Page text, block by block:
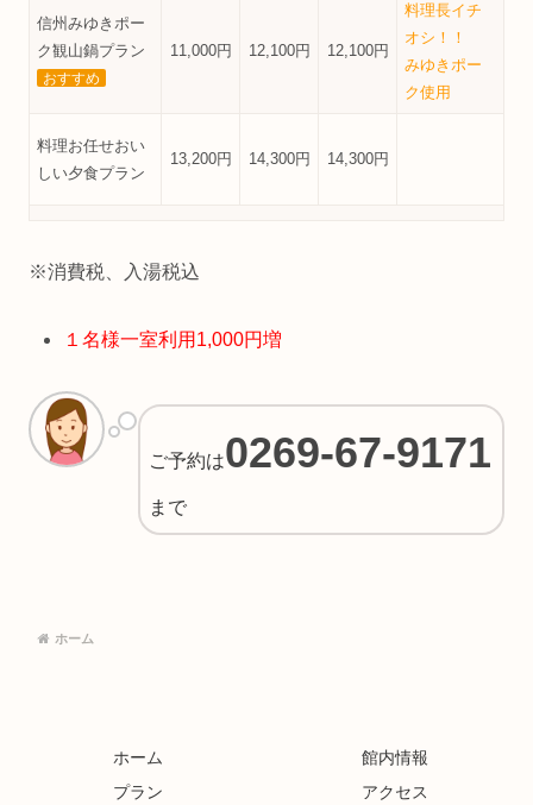
信州みゆきポー
ク観山鍋プラン
おすすめ
11,000円 12,100円 12,100円
料理長イチ
オシ！！
みゆきポー
ク使用
料理お任せおい
しい夕食プラン
13,200円 14,300円 14,300円
※消費税、入湯税込
１名様一室利用1,000円増
ご予約は0269-67-9171
まで
ホーム
ホーム
館内情報
プラン
アクセス